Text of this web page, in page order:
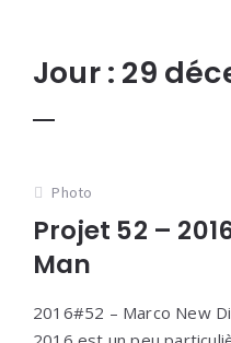
Jour : 29
Photo
Projet 52 –
Man
2016#52 – Marco New